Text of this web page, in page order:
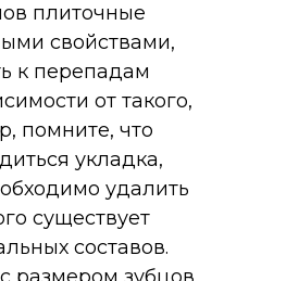
плиточные
свойствами,
к перепадам
от такого,
помните, что
укладка,
удалить
существует
составов.